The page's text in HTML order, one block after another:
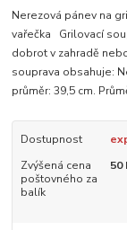
Nerezová pánev na
vařečka Grilovací
dobrot v zahradě
souprava obsahuje:
průměr: 39,5 cm.
Dostupnost
Zvýšená cena
poštovného za
balík
50